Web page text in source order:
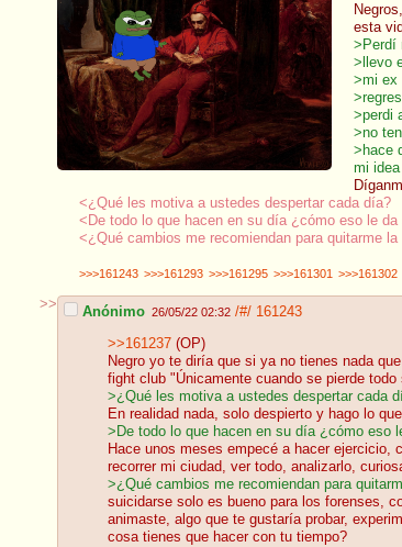
esta
>Perdí
>llevo
>mi ex
>perdi
>no
>hace
mi
<¿Qué les motiva a ustedes despertar cada día?
<De todo lo que hacen en su día ¿cómo eso le
<¿Qué cambios me recomiendan para quitarme
>>>161243 >>>161293 >>>161295 >>>161301 >>>161302
>> Anónimo 26/05/22 02:32 /#/ 161243
>>161237 (OP)
Negro yo te diría que si ya no tienes nada
fight club "Únicamente cuando se pierde
>¿Qué les motiva a ustedes despertar cada
En realidad nada, solo despierto y hago lo
>De todo lo que hacen en su día ¿cómo eso
Hace unos meses empecé a hacer ejercicio,
recorrer mi ciudad, ver todo, analizarlo,
>¿Qué cambios me recomiendan para
suicidarse solo es bueno para los forenses,
animaste, algo que te gustaría probar,
cosa tienes que hacer con tu tiempo?